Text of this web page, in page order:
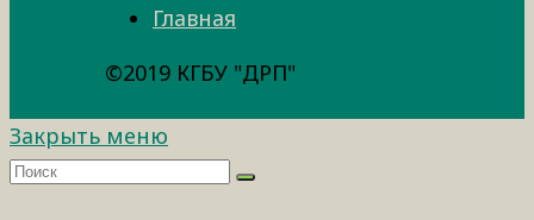
Главная
©2019 КГБУ "ДРП"
Закрыть меню